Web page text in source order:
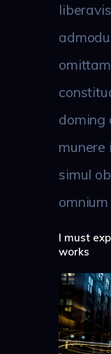
doming
munere
simul
I must
works